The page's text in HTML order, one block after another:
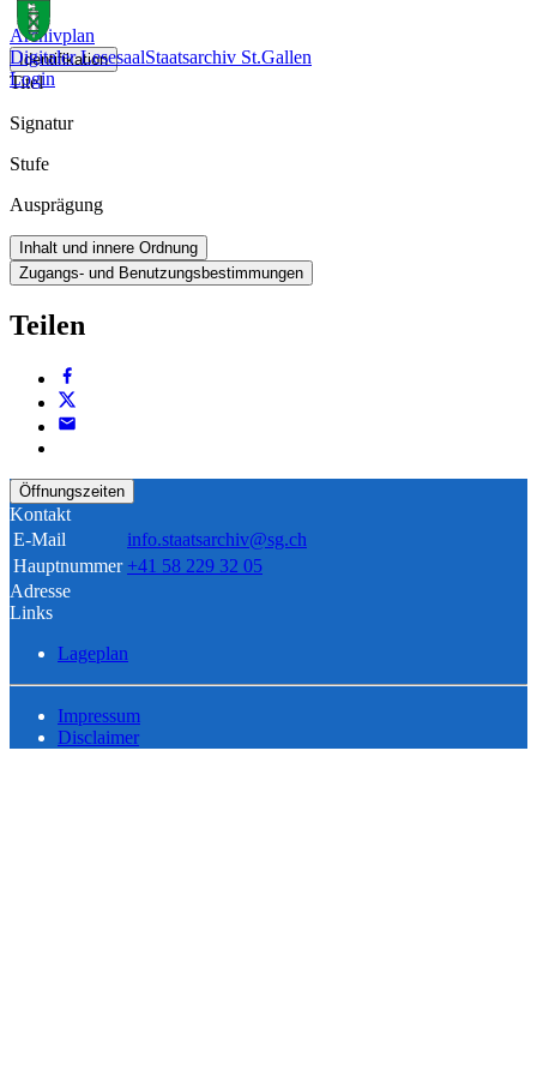
Digitaler LesesaalStaatsarchiv St.Gallen
Login
Archivplan
Identifikation
Titel
Signatur
Stufe
Ausprägung
Inhalt und innere Ordnung
Zugangs- und Benutzungsbestimmungen
Teilen
Öffnungszeiten
Kontakt
E-Mail
info.staatsarchiv@sg.ch
Hauptnummer +41 58 229 32 05
Adresse
Links
Lageplan
Impressum
Disclaimer